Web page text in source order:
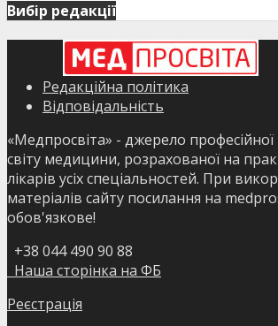
Вибір редакції
Редакційна політика
Відповідальність
«Медпросвіта» - джерело професійної
світу медицини, розрахованої на
лікарів усіх спеціальностей. При
матеріалів сайту посилання на
обов'язкове!
+38 044 490 90 88
Наша сторінка на ФБ
Реєстрація